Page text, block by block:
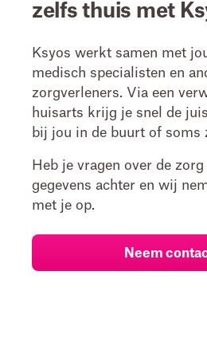
zelfs thuis met
Ksyos werkt samen met
medisch specialisten en
zorgverleners. Via een
huisarts krijg je snel de
bij jou in de buurt of soms
Heb je vragen over de
gegevens achter en wij
met je op.
Neem